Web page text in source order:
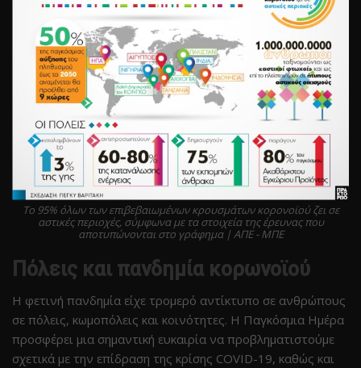
Το 95% όλων των επιβεβαιωμένων κρουσμάτων κορονοϊού ζει σε
αστικές περιοχές, σύμφωνα με τα στοιχεία της έρευνας που
αποτυπώνονται στο γράφημα | ΑΠΕ - ΜΠΕ
Πόλεις και πανδημία κορωνοϊού
Η φετινή πανδημία είχε τρομερό αντίκτυπο σε ανθρώπους
σε πόλεις, κωμοπόλεις και κοινότητες. Η Παγκόσμια Ημέρα
προσφέρει μια σημαντική ευκαιρία να προβληματιστούμε
σχετικά με την επίδραση της κρίσης COVID-19, καθώς και